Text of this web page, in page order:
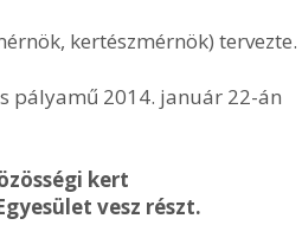
kertészmérnök) tervezte.
pályamű 2014. január 22-án
kert
vesz részt.